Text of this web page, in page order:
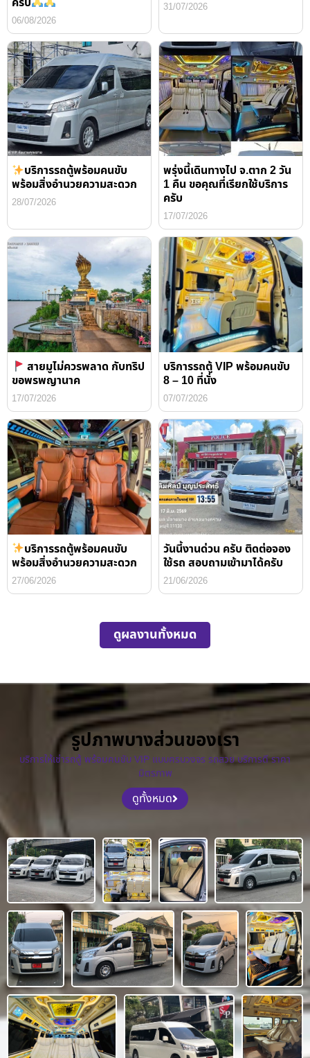
06/08/2026
31/07/2026
บริการรถตู้พร้อมคนขับ
พร้อมสิ่งอำนวยความสะดวก
28/07/2026
พรุ่งนี้เดินทางไป จ.ตาก 2 วัน
1 คืน ขอคุณที่เรียกใช้บริการ
ครับ
17/07/2026
สายมูไม่ควรพลาด กับทริป
ขอพรพญานาค
17/07/2026
บริการรถตู้ VIP พร้อมคนขับ
8 – 10 ที่นั่ง
07/07/2026
บริการรถตู้พร้อมคนขับ
พร้อมสิ่งอำนวยความสะดวก
27/06/2026
วันนี้งานด่วน ครับ ติดต่อจอง
ใช้รถ สอบถามเข้ามาได้ครับ
21/06/2026
ดูผลงานทั้งหมด
รูปภาพบางส่วนของเรา
บริการให้เช่ารถตู้ พร้อมคนขับ VIP แบบครบวงจร รถสวย บริการดี ราคา
มิตรภาพ
ดูทั้งหมด